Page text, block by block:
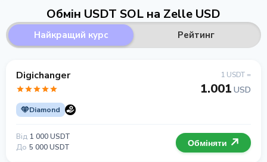
Обмін USDT SOL на Zelle USD
Найкращий курс Рейтинг
Digichanger
Diamond
1 USDT =
1.001 USD
Від 1 000 USDT
До 5 000 USDT Обміняти